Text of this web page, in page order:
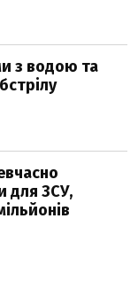
з водою та
для ЗСУ,